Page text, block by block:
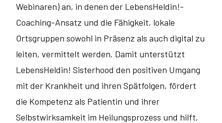
Webinaren) an, in denen der LebensHeldin!-
Coaching-Ansatz und die Fähigkeit, lokale
Ortsgruppen sowohl in Präsenz als auch digital zu
leiten, vermittelt werden. Damit unterstützt
LebensHeldin! Sisterhood den positiven Umgang
mit der Krankheit und ihren Spätfolgen, fördert
die Kompetenz als Patientin und ihrer
Selbstwirksamkeit im Heilungsprozess und hilft,